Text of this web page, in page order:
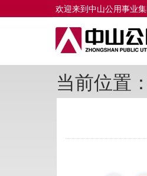
欢迎来到中山公用事业
当前位置：